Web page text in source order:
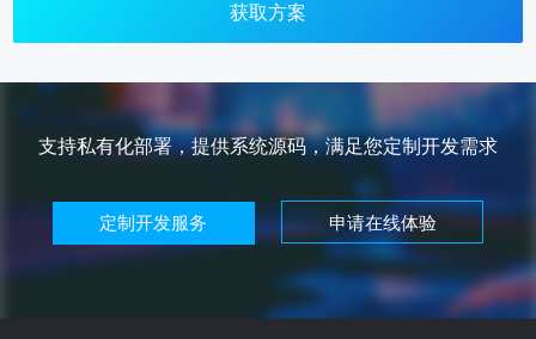
获取方案
支持私有化部署，提供系统源码，满足您定制开发需求
定制开发服务 申请在线体验